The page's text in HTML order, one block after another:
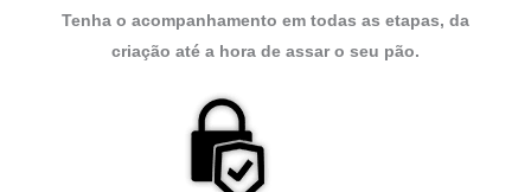
Tenha o acompanhamento em todas as etapas, da
criação até a hora de assar o seu pão.